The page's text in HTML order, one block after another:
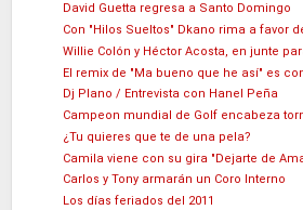
David Guetta regresa a Santo Domingo
Con "Hilos Sueltos" Dkano rima a favor
Willie Colón y Héctor Acosta, en junte
El remix de "Ma bueno que he así" es
Dj Plano / Entrevista con Hanel Peña
Campeon mundial de Golf encabeza
¿Tu quieres que te de una pela?
Camila viene con su gira "Dejarte de
Carlos y Tony armarán un Coro Interno
Los días feriados del 2011